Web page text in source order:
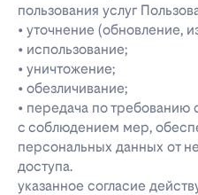
пользования услуг
• уточнение (обновление,
• использование;
• уничтожение;
• обезличивание;
• передача по требованию
с соблюдением мер,
персональных данных от
доступа.
указанное согласие